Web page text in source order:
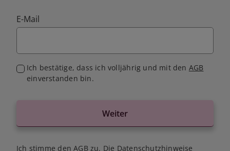
E-Mail
Ich bestätige, dass ich volljährig und mit den AGB
einverstanden bin.
Weiter
Ich stimme denAGB zu. Die Datenschutzhinweise